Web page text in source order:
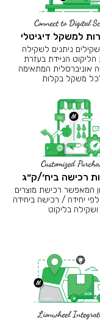
Connect to Digital
למשקל דיגיטלי
שקילים ניתנים לשקילה
הניידת בעזרת
אוניברסלית המתאימה
משקל בקלות
Customized
רכישה ביח׳/ק״ג
המאפשר רכישת מוצרים
יחידה / רכישה ביחידה
ושקילה בליקוט
Lionwheel